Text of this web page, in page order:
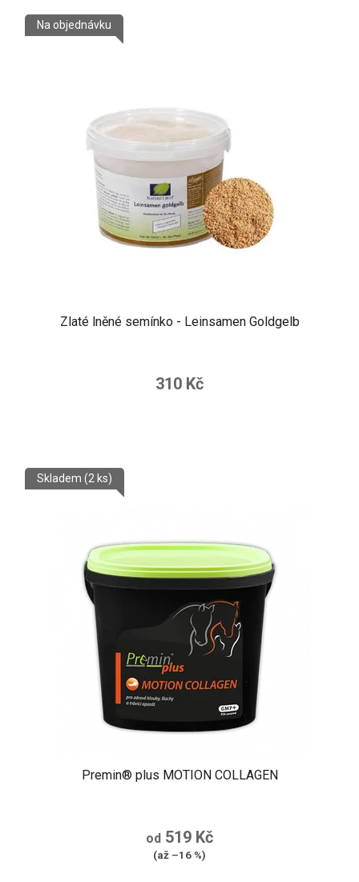
Zlaté lněné semínko - Leinsamen Goldgelb
Na objednávku
310 Kč
Premin® plus MOTION COLLAGEN
Skladem (2 ks)
od 519 Kč
(až –16 %)